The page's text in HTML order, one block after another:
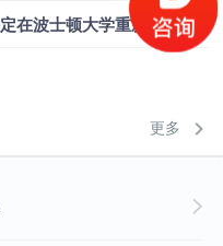
钟美美：那个13岁的模仿少年，决定在波士顿大学重新定义自己
更多